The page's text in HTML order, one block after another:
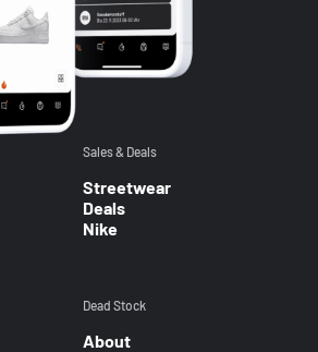
Sales & Deals
Streetwear
Deals
Nike
Dead Stock
About